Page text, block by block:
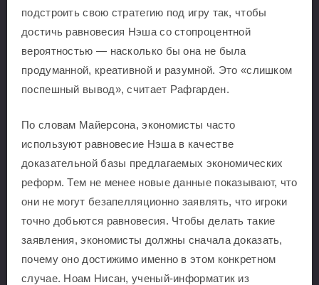
подстроить свою стратегию под игру так, чтобы
достичь равновесия Нэша со стопроцентной
вероятностью — насколько бы она не была
продуманной, креативной и разумной. Это «слишком
поспешный вывод», считает Рафгарден.
По словам Майерсона, экономисты часто
используют равновесие Нэша в качестве
доказательной базы предлагаемых экономических
реформ. Тем не менее новые данные показывают, что
они не могут безапелляционно заявлять, что игроки
точно добьются равновесия. Чтобы делать такие
заявления, экономисты должны сначала доказать,
почему оно достижимо именно в этом конкретном
случае. Ноам Нисан, ученый-информатик из